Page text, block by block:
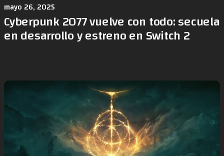
mayo 26, 2025
Cyberpunk 2077 vuelve con todo: secuela
en desarrollo y estreno en Switch 2